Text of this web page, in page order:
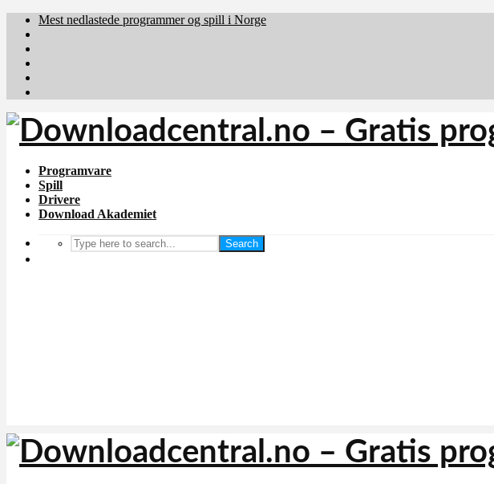
Mest nedlastede programmer og spill i Norge
Programvare
Spill
Drivere
Download Akademiet
Search